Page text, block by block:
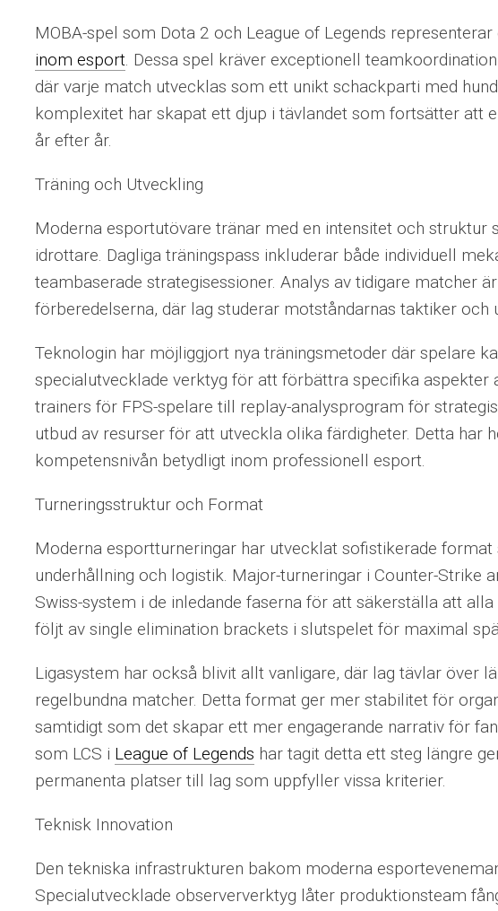
MOBA-spel som Dota 2 och League of Legends
inom esport. Dessa spel kräver exceptionell
där varje match utvecklas som ett unikt schackparti med
komplexitet har skapat ett djup i tävlandet som fortsätter att
år efter år.
Träning och Utveckling
Moderna esportutövare tränar med en intensitet och struktur
idrottare. Dagliga träningspass inkluderar både individuell
teambaserade strategisessioner. Analys av tidigare matcher
förberedelserna, där lag studerar motståndarnas taktiker och
Teknologin har möjliggjort nya träningsmetoder där spelare
specialutvecklade verktyg för att förbättra specifika aspekter
trainers för FPS-spelare till replay-analysprogram för
utbud av resurser för att utveckla olika färdigheter. Detta har
kompetensnivån betydligt inom professionell esport.
Turneringsstruktur och Format
Moderna esportturneringar har utvecklat sofistikerade
underhållning och logistik. Major-turneringar i Counter-Strike
Swiss-system i de inledande faserna för att säkerställa att
följt av single elimination brackets i slutspelet för maximal
Ligasystem har också blivit allt vanligare, där lag tävlar över
regelbundna matcher. Detta format ger mer stabilitet för
samtidigt som det skapar ett mer engagerande narrativ för
som LCS i League of Legends har tagit detta ett steg längre
permanenta platser till lag som uppfyller vissa kriterier.
Teknisk Innovation
Den tekniska infrastrukturen bakom moderna
Specialutvecklade obserververktyg låter produktionsteam